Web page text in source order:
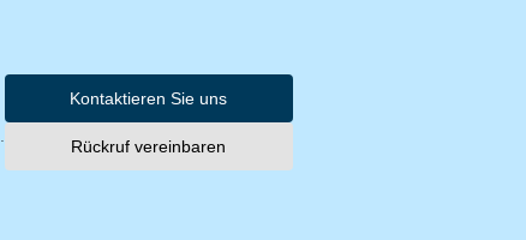
Kontaktieren Sie uns
Rückruf vereinbaren